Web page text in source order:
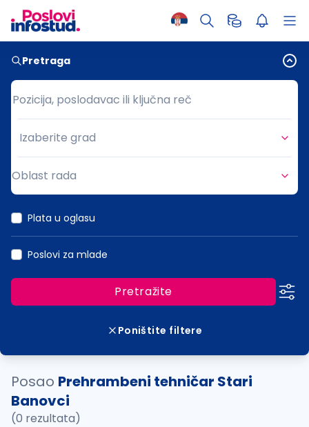
Pretraga
Pozicija, poslodavac ili ključna reč
Pozicija, poslodavac ili ključna reč
Grad
Izaberite grad
Oblast rada
Plata u oglasu
Poslovi za mlade
Pretražite
Poništite filtere
Posao Prehrambeni tehničar Stari
Banovci
(0 rezultata)